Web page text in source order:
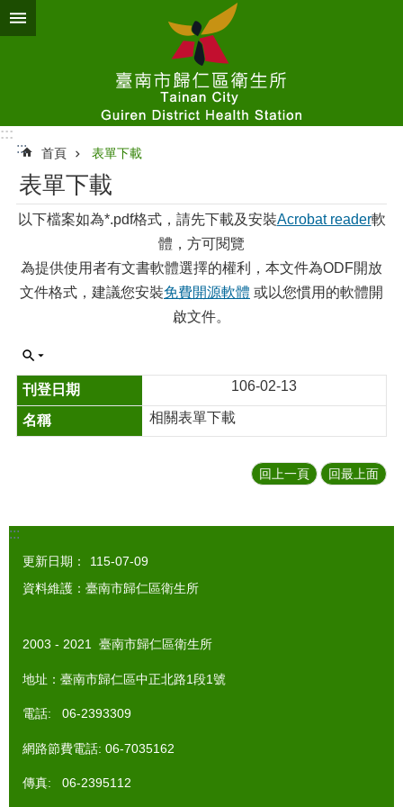
跳到主要內容區塊
:::
:::
首頁 表單下載
表單下載
以下檔案如為*.pdf格式，請先下載及安裝Acrobat reader軟
體，方可閱覽
為提供使用者有文書軟體選擇的權利，本文件為ODF開放
文件格式，建議您安裝免費開源軟體 或以您慣用的軟體開
啟文件。
106-02-13
相關表單下載
回上一頁 回最上面
:::
更新日期：
115-07-09
資料維護：臺南市歸仁區衛生所
2003 - 2021 臺南市歸仁區衛生所
地址：臺南市歸仁區中正北路1段1號
電話: 06-2393309
網路節費電話: 06-7035162
傳真: 06-2395112